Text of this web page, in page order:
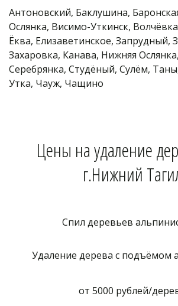
Антоновский, Баклушина,
Ослянка, Висимо-Уткинск,
Ёква, Елизаветинское, Запрудный,
Захаровка, Канава, Нижняя
Серебрянка, Студёный, Сулём,
Утка, Чауж, Чащино
Цены на удаление
г.Нижний
Спил деревьев
Удаление дерева с подъёмом
от 5000 рублей/